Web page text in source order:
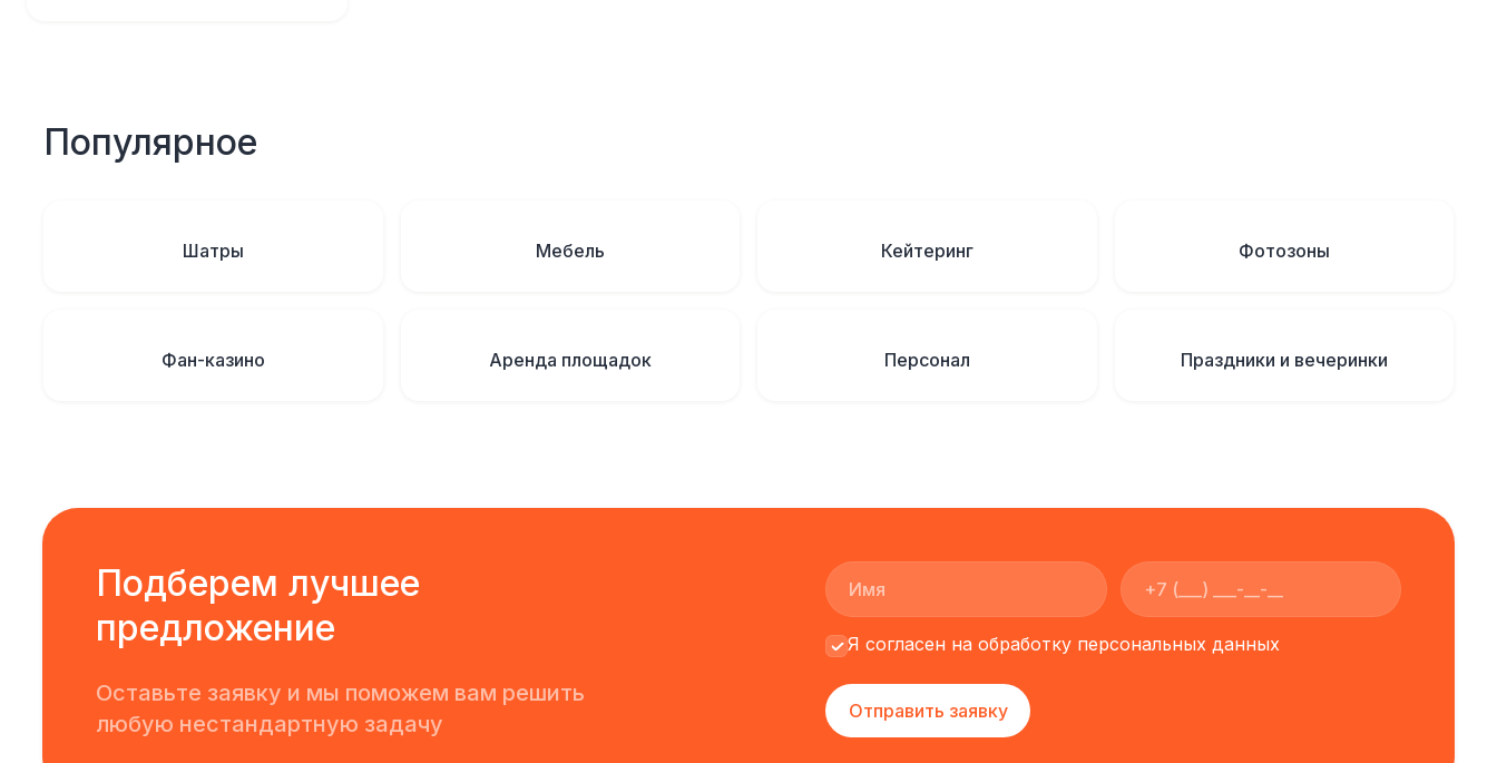
Популярное
Шатры Мебель Кейтеринг Фотозоны
Фан-казино Аренда площадок Персонал Праздники и вечеринки
Подберем лучшее
предложение
Оставьте заявку и мы поможем вам решить
любую нестандартную задачу
Я согласен на обработку персональных данных
Отправить заявку